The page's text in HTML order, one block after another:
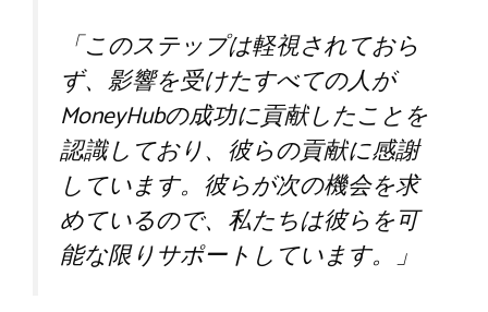
「このステップは軽視されておら
ず、影響を受けたすべての人が
MoneyHubの成功に貢献したことを
認識しており、彼らの貢献に感謝
しています。彼らが次の機会を求
めているので、私たちは彼らを可
能な限りサポートしています。」